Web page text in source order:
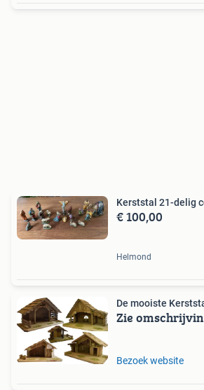
Kerststal 21-delig
€ 100,00
Helmond
De mooiste
Zie
Bezoek website